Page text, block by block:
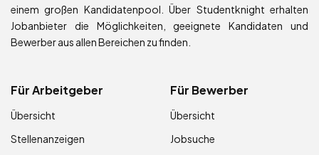
einem großen Kandidatenpool. Über Studentknight erhalten
Jobanbieter die Möglichkeiten, geeignete Kandidaten und
Bewerber aus allen Bereichen zu finden.
Für Arbeitgeber
Übersicht
Stellenanzeigen
Für Bewerber
Übersicht
Jobsuche